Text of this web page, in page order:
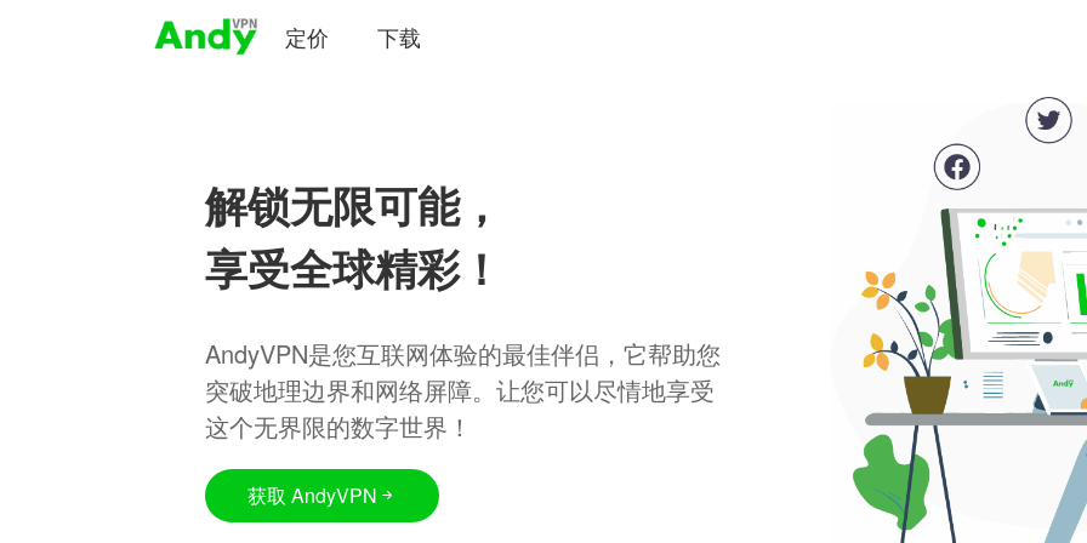
定价 下载
解锁无限可能，
享受全球精彩！
AndyVPN是您互联网体验的最佳伴侣，它帮助您
突破地理边界和网络屏障。让您可以尽情地享受
这个无界限的数字世界！
获取 AndyVPN